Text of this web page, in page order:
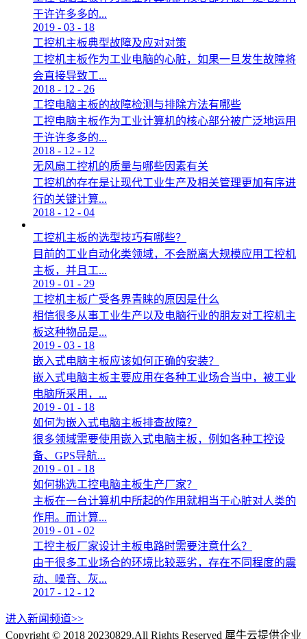
于许许多多的...
2019 - 03 - 18
工控机主板典型故障及应对对策
工控机主板作为工业电脑的心脏，如果一旦发生故障将
会直接导致工...
2018 - 12 - 26
工控电脑主板的故障检测与排除方法有哪些
工控电脑主板作为工业计算机的核心部分被广泛地运用
于许许多多的...
2018 - 12 - 12
无风扇工控机的质量与哪些因素有关
工控机的存在是让现代工业生产及相关管理更加有序进
行的关键计算...
2018 - 12 - 04
工控机主板的选型技巧有哪些？
目前的工业自动化类领域，不会脱离大规模应用工控机
主板，并且工...
2019 - 01 - 29
工控机主板广受各界青睐的原因是什么
相信很多从事工业生产以及电脑行业的朋友对工控机主
板这种物品是...
2019 - 03 - 18
嵌入式电脑主板应该如何正确的安装？
嵌入式电脑主板主要应用在各种工业场合当中，被工业
电脑所采用，...
2019 - 01 - 18
如何为嵌入式电脑主板排查故障？
很多领域需要使用嵌入式电脑主板，例如各种工控设
备、GPS导航...
2019 - 01 - 18
如何挑选工控电脑主板生产厂家？
主板在一台计算机中所起的作用就相当于心脏对人类的
作用。而计算...
2019 - 01 - 02
工控主板厂家设计主板电路时需要注意什么？
由于很多工业场合的环境比较恶劣，存在不同程度的震
动、噪音、灰...
2017 - 12 - 12
进入新闻频道>>
Copyright © 2018 20230829.All Rights Reserved 犀牛云提供企业